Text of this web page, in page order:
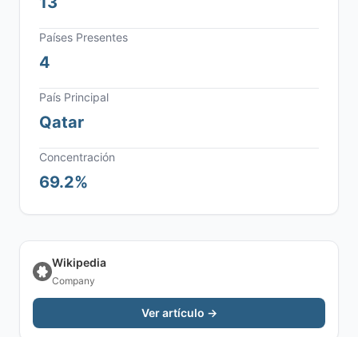
Países Presentes
4
País Principal
Qatar
Concentración
69.2%
Wikipedia
Company
Ver artículo →